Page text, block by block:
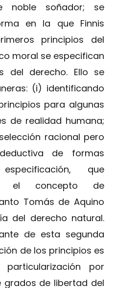
noble soñador; se
en la que Finnis
principios del
moral se especifican
del derecho. Ello se
(i) identificando
para algunas
de realidad humana;
racional pero
de formas
que
el concepto de
Tomás de Aquino
del derecho natural.
de esta segunda
de los principios es
por
de libertad del